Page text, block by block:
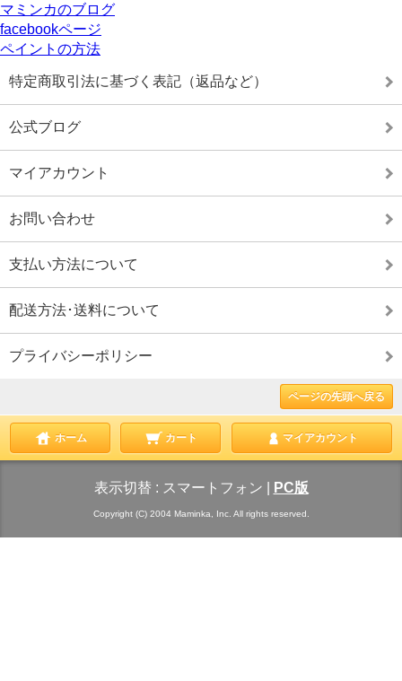
マミンカのブログ
facebookページ
ペイントの方法
特定商取引法に基づく表記（返品など）
公式ブログ
マイアカウント
お問い合わせ
支払い方法について
配送方法･送料について
プライバシーポリシー
ページの先頭へ戻る
ホーム カート マイアカウント
表示切替 : スマートフォン PC版
Copyright (C) 2004 Maminka, Inc. All rights reserved.